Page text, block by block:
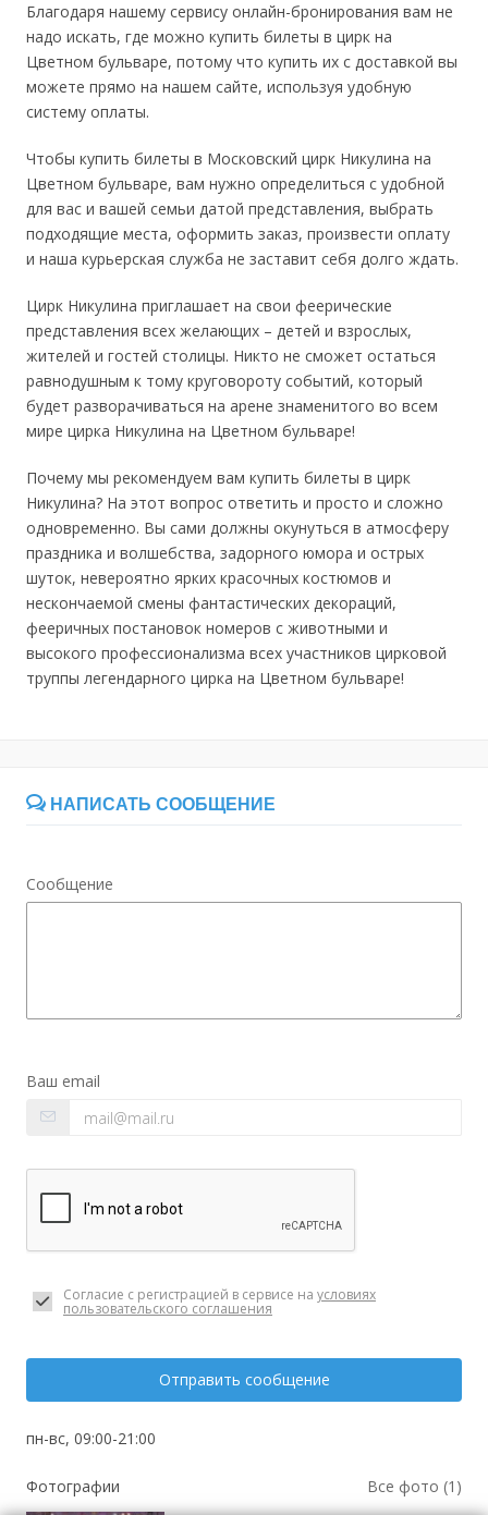
Благодаря нашему сервису онлайн-бронирования вам не
надо искать, где можно купить билеты в цирк на
Цветном бульваре, потому что купить их с доставкой вы
можете прямо на нашем сайте, используя удобную
систему оплаты.
Чтобы купить билеты в Московский цирк Никулина на
Цветном бульваре, вам нужно определиться с удобной
для вас и вашей семьи датой представления, выбрать
подходящие места, оформить заказ, произвести оплату
и наша курьерская служба не заставит себя долго ждать.
Цирк Никулина приглашает на свои феерические
представления всех желающих – детей и взрослых,
жителей и гостей столицы. Никто не сможет остаться
равнодушным к тому круговороту событий, который
будет разворачиваться на арене знаменитого во всем
мире цирка Никулина на Цветном бульваре!
Почему мы рекомендуем вам купить билеты в цирк
Никулина? На этот вопрос ответить и просто и сложно
одновременно. Вы сами должны окунуться в атмосферу
праздника и волшебства, задорного юмора и острых
шуток, невероятно ярких красочных костюмов и
нескончаемой смены фантастических декораций,
фееричных постановок номеров с животными и
высокого профессионализма всех участников цирковой
труппы легендарного цирка на Цветном бульваре!
НАПИСАТЬ СООБЩЕНИЕ
Сообщение
Ваш email
Согласие с регистрацией в сервисе на условиях
пользовательского соглашения
Отправить сообщение
пн-вс, 09:00-21:00
Фотографии Все фото (1)